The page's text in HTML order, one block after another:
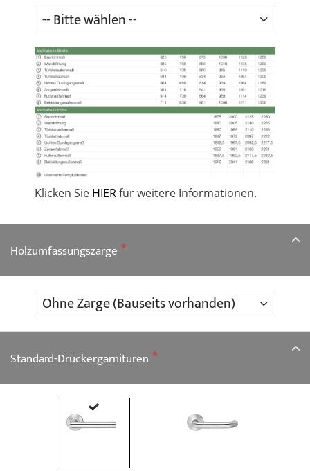
Klicken Sie HIERfür weitere Informationen.
Holzumfassungszarge
Standard-Drückergarnituren